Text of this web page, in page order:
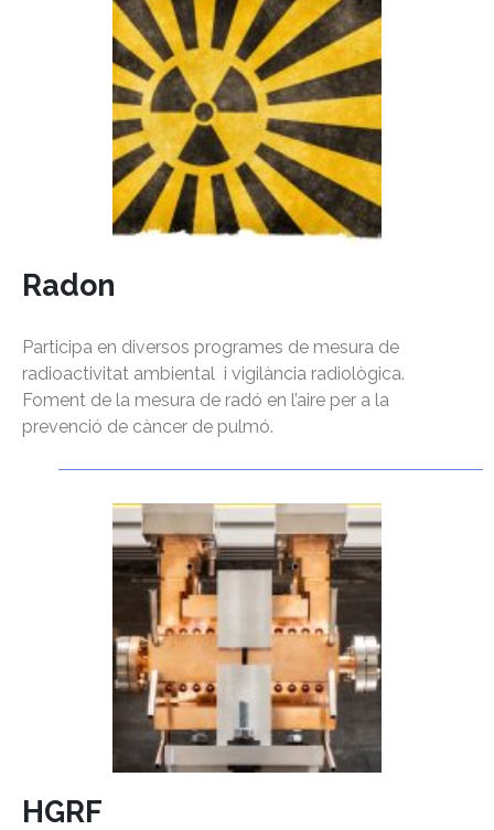
Radon
Participa en diversos programes de mesura de
radioactivitat ambiental i vigilància radiològica.
Foment de la mesura de radó en l’aire per a la
prevenció de càncer de pulmó.
HGRF